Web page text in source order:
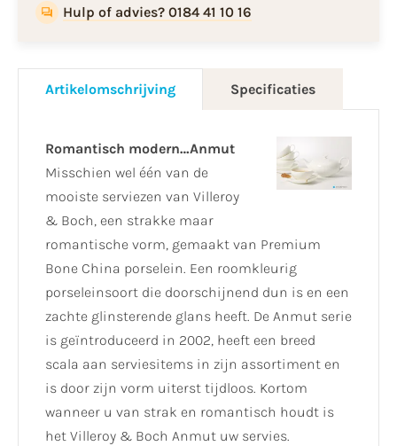
Hulp of advies? 0184 41 10 16
Artikelomschrijving Specificaties
Romantisch modern…Anmut
Misschien wel één van de
mooiste serviezen van Villeroy
& Boch, een strakke maar
romantische vorm, gemaakt van Premium
Bone China porselein. Een roomkleurig
porseleinsoort die doorschijnend dun is en een
zachte glinsterende glans heeft. De Anmut serie
is geïntroduceerd in 2002, heeft een breed
scala aan serviesitems in zijn assortiment en
is door zijn vorm uiterst tijdloos. Kortom
wanneer u van strak en romantisch houdt is
het Villeroy & Boch Anmut uw servies.